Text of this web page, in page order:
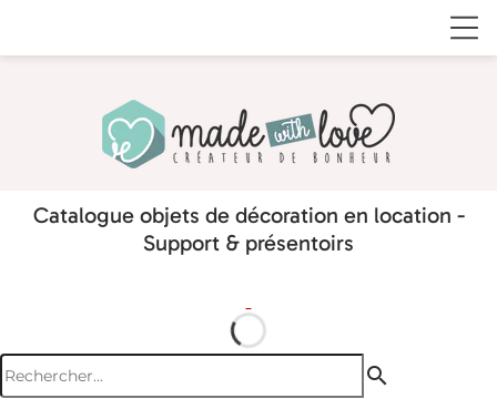
Catalogue objets de décoration en location -
Support & présentoirs
search